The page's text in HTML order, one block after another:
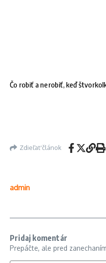
Čo robiť a nerobiť, keď
Zdieľať článok
admin
Pridaj komentár
Prepáčte, ale pred